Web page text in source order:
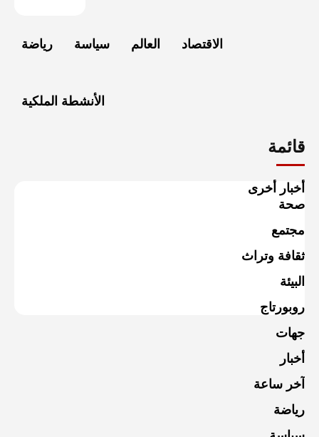
رياضة سياسة العالم الاقتصاد
الأنشطة الملكية
قائمة
أخبار أخرى
صحة
مجتمع
ثقافة وتراث
البيئة
روبورتاج
جهات
أخبار
آخر ساعة
رياضة